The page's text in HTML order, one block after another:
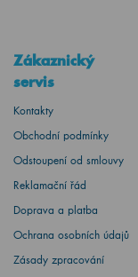
Zákaznický
servis
Kontakty
Obchodní podmínky
Odstoupení od smlouvy
Reklamační řád
Doprava a platba
Ochrana osobních údajů
Zásady zpracování